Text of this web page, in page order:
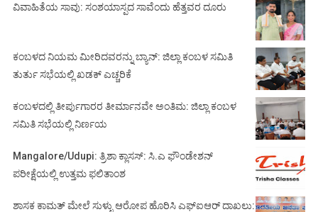
ವಿವಾಹಿತೆಯ ಸಾವು: ಸಂಶಯಾಸ್ಪದ ಸಾವೆಂದು ಹೆತ್ತವರ ದೂರು
ಕಂಬಳದ ನಿಯಮ ಮೀರಿದವರನ್ನು ಬ್ಯಾನ್: ಜಿಲ್ಲಾ ಕಂಬಳ ಸಮಿತಿ
ತುರ್ತು ಸಭೆಯಲ್ಲಿ ಖಡಕ್ ಎಚ್ಚರಿಕೆ
ಕಂಬಳದಲ್ಲಿ ತೀರ್ಪುಗಾರರ ತೀರ್ಮಾನವೇ ಅಂತಿಮ: ಜಿಲ್ಲಾ ಕಂಬಳ
ಸಮಿತಿ ಸಭೆಯಲ್ಲಿ ನಿರ್ಣಯ
Mangalore/Udupi: ತ್ರಿಶಾ ಕ್ಲಾಸಸ್: ಸಿ.ಎ ಫೌಂಡೇಶನ್
ಪರೀಕ್ಷೆಯಲ್ಲಿ ಉತ್ತಮ ಫಲಿತಾಂಶ
ಶಾಸಕ ಕಾಮತ್ ಮೇಲೆ ಸುಳ್ಳು ಆರೋಪ ಹೊರಿಸಿ ಎಫ್‌ಐಆರ್ ದಾಖಲು: